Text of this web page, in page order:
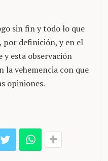
sin fin y todo lo que
por definición, y en el
y esta observación
vehemencia con que
opiniones.